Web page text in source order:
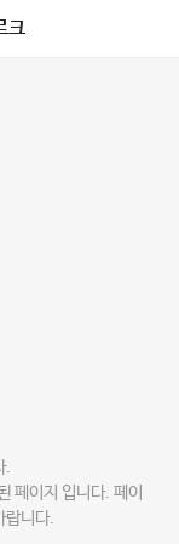
크
.
페이지 입니다. 페이
랍니다.